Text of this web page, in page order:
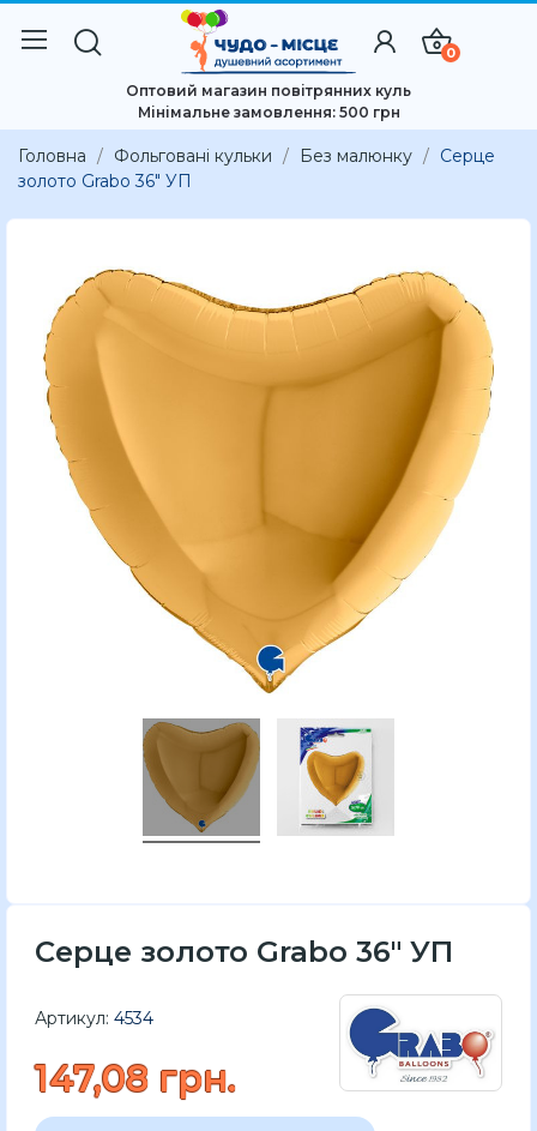
0
Оптовий магазин повітрянних куль
Мінімальне замовлення: 500 грн
Головна Фольговані кульки Без малюнку
Серце
золото Grabo 36" УП
Серце золото Grabo 36" УП
Артикул: 4534
147,08 грн.